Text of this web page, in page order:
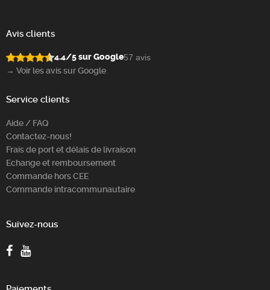
Avis clients
4.4/5 sur Google57 avis
→ Voir les avis sur Google
Service clients
Aide / FAQ
Contactez-nous!
Frais de port et délais de livraison
Echange et remboursement
Commande hors CEE
Commande intracommunautaire
Suivez-nous